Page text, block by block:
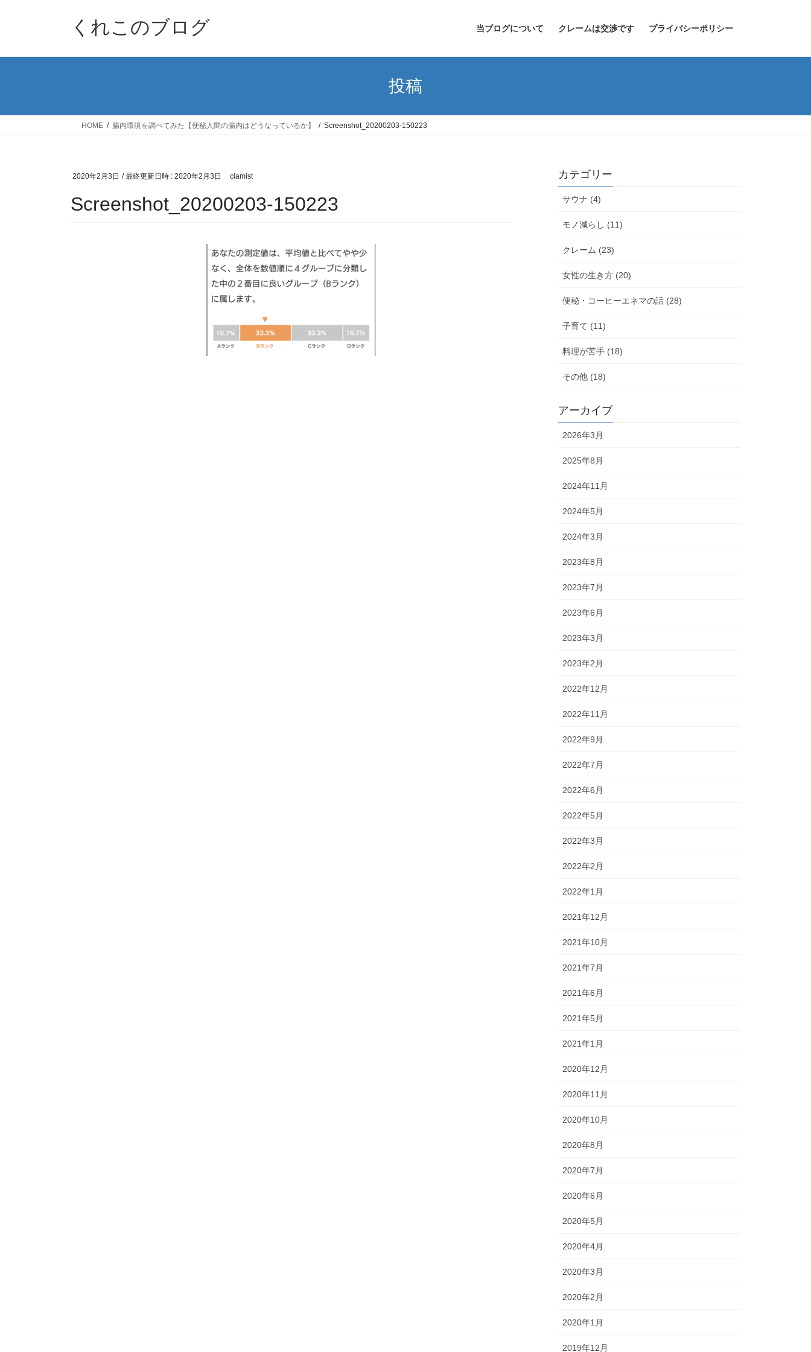
くれこのブログ 当ブログについて クレームは交渉です プライバシーポリシー
投稿
HOME 腸内環境を調べてみた【便秘人間の腸内はどうなっているか】 Screenshot_20200203-150223
2020年2月3日 / 最終更新日時 : 2020年2月3日 clamist
Screenshot_20200203-150223
カテゴリー
サウナ (4)
モノ減らし (11)
クレーム (23)
女性の生き方 (20)
便秘・コーヒーエネマの話 (28)
子育て (11)
料理が苦手 (18)
その他 (18)
アーカイブ
2026年3月
2025年8月
2024年11月
2024年5月
2024年3月
2023年8月
2023年7月
2023年6月
2023年3月
2023年2月
2022年12月
2022年11月
2022年9月
2022年7月
2022年6月
2022年5月
2022年3月
2022年2月
2022年1月
2021年12月
2021年10月
2021年7月
2021年6月
2021年5月
2021年1月
2020年12月
2020年11月
2020年10月
2020年8月
2020年7月
2020年6月
2020年5月
2020年4月
2020年3月
2020年2月
2020年1月
2019年12月